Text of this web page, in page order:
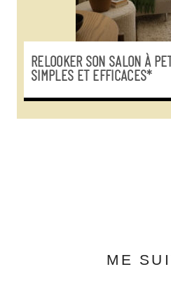
RELOOKER SON SALON À
SIMPLES ET EFFICACES*
ME